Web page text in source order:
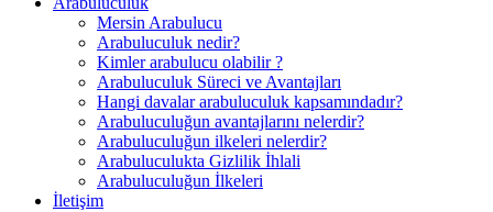
Mersin Arabulucu
Arabuluculuk nedir?
Kimler arabulucu olabilir ?
Arabuluculuk Süreci ve Avantajları
Hangi davalar arabuluculuk kapsamındadır?
Arabuluculuğun avantajlarını nelerdir?
Arabuluculuğun ilkeleri nelerdir?
Arabuluculukta Gizlilik İhlali
Arabuluculuğun İlkeleri
İletişim